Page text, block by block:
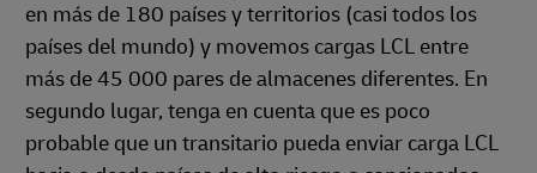
en más de 180 países y territorios (casi todos los
países del mundo) y movemos cargas LCL entre
más de 45 000 pares de almacenes diferentes. En
segundo lugar, tenga en cuenta que es poco
probable que un transitario pueda enviar carga LCL